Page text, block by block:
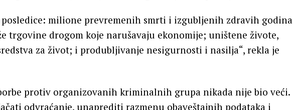
posledice: milione prevremenih smrti i izgubljenih zdravih godina
trgovine drogom koje narušavaju ekonomije; uništene živote,
za život; i produbljivanje nesigurnosti i nasilja“, rekla je
protiv organizovanih kriminalnih grupa nikada nije bio veći.
odvraćanje, unaprediti razmenu obaveštajnih podataka i